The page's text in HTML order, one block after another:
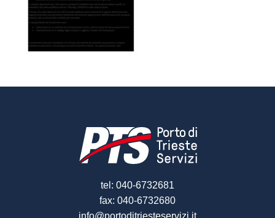
tel: 040-6732681
fax: 040-6732680
info@portoditriesteservizi.it